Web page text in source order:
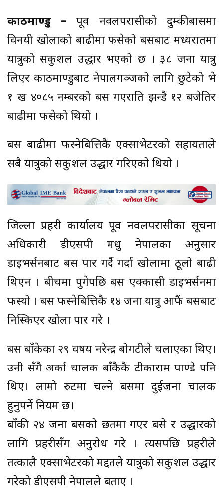
काठमाण्डु – पूर्वी नवलपरासीको दुम्कीबासमा
विनयी खोलाको बाढीमा फसेको बसबाट मध्यरातमा
यात्रुको सकुशल उद्धार भएको छ । ३८ जना यात्रु
लिएर काठमाण्डुबाट नेपालगञ्जको लागि छुटेको भे
१ ख ४०८५ नम्बरको बस गएराति झन्डै १२ बजेतिर
बाढीमा फसेको थियो ।
बस बाढीमा फस्नेबित्तिकै एक्साभेटरको सहायताले
सबै यात्रुको सकुशल उद्धार गरिएको थियो ।
जिल्ला प्रहरी कार्यालय पूर्वी नवलपरासीका सूचना
अधिकारी डीएसपी मधु नेपालका अनुसार
डाइभर्सनबाट बस पार गर्दै गर्दा खोलामा ठूलो बाढी
थिएन । बीचमा पुगेपछि बस एक्कासी डाइभर्सनमा
फस्यो । बस फस्नेबित्तिकै १४ जना यात्रु आफैं बसबाट
निस्किएर खोला पार गरे ।
बस बाँकेका २९ वर्षीय नरेन्द्र बोगटीले चलाएका थिए।
उनी सँगै अर्का चालक बाँकैकै टीकाराम पाण्डे पनि
थिए। लामो रुटमा चल्ने बसमा दुईजना चालक
हुनुपर्ने नियम छ।
बाँकी २४ जना बसको छतमा गएर बसे र उद्धारको
लागि प्रहरीसँग अनुरोध गरे । त्यसपछि प्रहरीले
तत्कालै एक्साभेटरको मद्दतले यात्रुको सकुशल उद्धार
गरेको डीएसपी नेपालले बताए ।